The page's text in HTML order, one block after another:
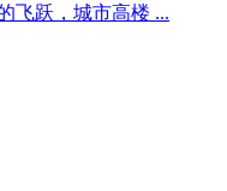
飞跃，城市高楼 ...